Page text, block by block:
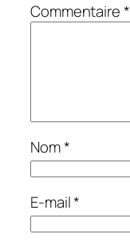
Commentaire*
Nom*
E-mail*